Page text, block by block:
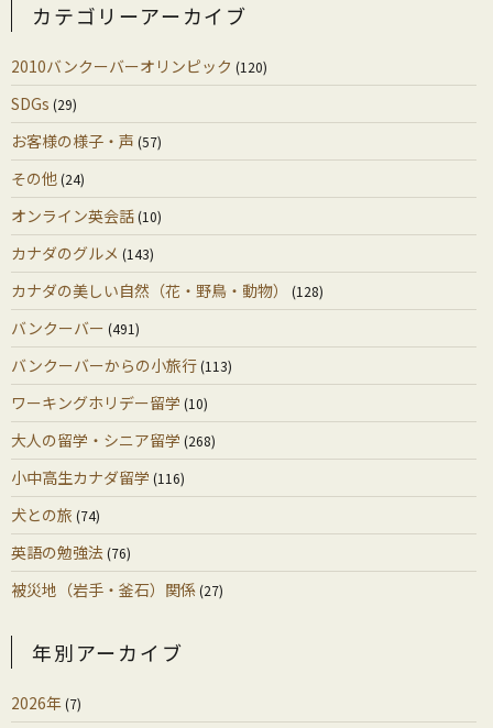
カテゴリーアーカイブ
2010バンクーバーオリンピック (120)
SDGs (29)
お客様の様子・声 (57)
その他(24)
オンライン英会話(10)
カナダのグルメ (143)
カナダの美しい自然（花・野鳥・動物） (128)
バンクーバー (491)
バンクーバーからの小旅行(113)
ワーキングホリデー留学 (10)
大人の留学・シニア留学 (268)
小中高生カナダ留学 (116)
犬との旅 (74)
英語の勉強法 (76)
被災地（岩手・釜石）関係(27)
年別アーカイブ
2026年(7)